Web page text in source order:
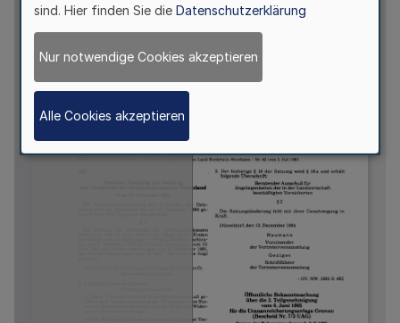
sind. Hier finden Sie die Datenschutzerklärung
Nur notwendige Cookies akzeptieren
Alle Cookies akzeptieren